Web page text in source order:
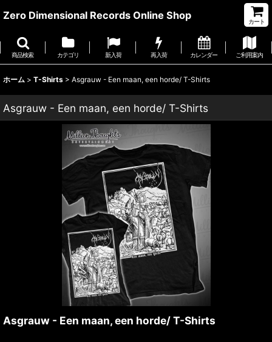
Zero Dimensional Records Online Shop
カート
商品検索 カテゴリ 新入荷 再入荷 カレンダー ご利用案内
ホーム > T-Shirts > Asgrauw - Een maan, een horde/ T-Shirts
Asgrauw - Een maan, een horde/ T-Shirts
Asgrauw - Een maan, een horde/ T-Shirts